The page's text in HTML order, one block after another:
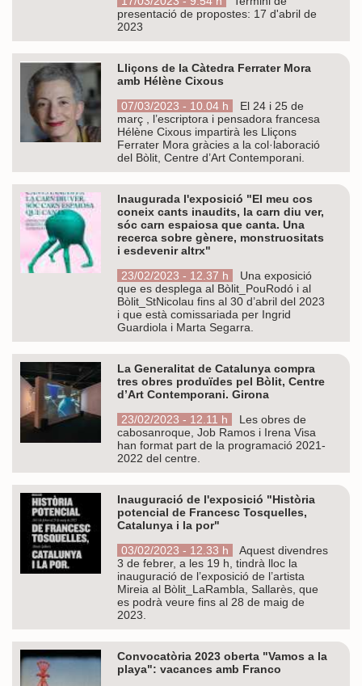
presentació de propostes: 17 d'abril de
2023
Lliçons de la Càtedra Ferrater Mora
amb Hélène Cixous
07/03/2023 - 10.04 h
El 24 i 25 de
març , l’escriptora i pensadora francesa
Hélène Cixous impartirà les Lliçons
Ferrater Mora gràcies a la col·laboració
del Bòlit, Centre d’Art Contemporani.
Inaugurada l'exposició "El meu cos
coneix cants inaudits, la carn diu ver,
sóc carn espaiosa que canta. Una
recerca sobre gènere, monstruositats
i esdevenir altrx"
23/02/2023 - 12.37 h
Una exposició
que es desplega al Bòlit_PouRodó i al
Bòlit_StNicolau fins al 30 d’abril del 2023
i que està comissariada per Ingrid
Guardiola i Marta Segarra.
La Generalitat de Catalunya compra
tres obres produïdes pel Bòlit, Centre
d’Art Contemporani. Girona
23/02/2023 - 12.11 h
Les obres de
cabosanroque, Job Ramos i Irena Visa
han format part de la programació 2021-
2022 del centre.
Inauguració de l'exposició "Història
potencial de Francesc Tosquelles,
Catalunya i la por"
03/02/2023 - 12.33 h
Aquest divendres
3 de febrer, a les 19 h, tindrà lloc la
inauguració de l’exposició de l’artista
Mireia al Bòlit_LaRambla, Sallarès, que
es podrà veure fins al 28 de maig de
2023.
Convocatòria 2023 oberta "Vamos a la
playa": vacances amb Franco